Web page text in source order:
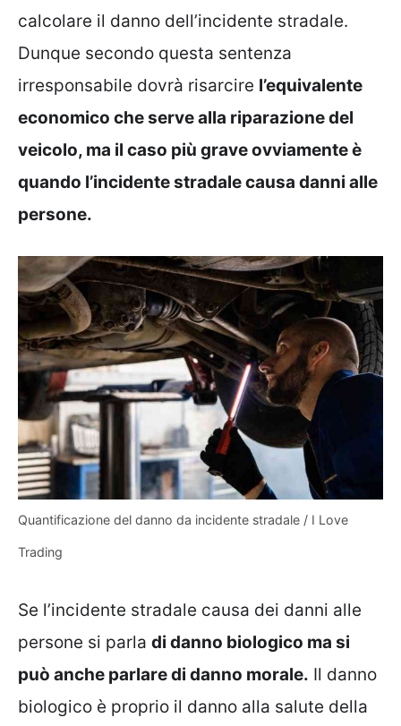
calcolare il danno dell’incidente stradale.
Dunque secondo questa sentenza
irresponsabile dovrà risarcire l’equivalente
economico che serve alla riparazione del
veicolo, ma il caso più grave ovviamente è
quando l’incidente stradale causa danni alle
persone.
Quantificazione del danno da incidente stradale / I Love
Trading
Se l’incidente stradale causa dei danni alle
persone si parla di danno biologico ma si
può anche parlare di danno morale. Il danno
biologico è proprio il danno alla salute della